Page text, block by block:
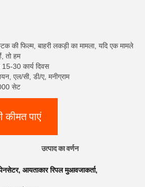
की फिल्म, बाहरी लकड़ी का मामला, यदि एक मामले
तो हम
30 कार्य दिवस
एल/सी, डी/ए, मनीग्राम
सेट
पाएं
उत्पाद का वर्णन
, आयताकार रिपल मुआवजाकर्ता,